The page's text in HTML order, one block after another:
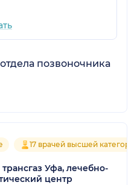
позвоночника
17 врачей высшей
Уфа, лечебно-
центр